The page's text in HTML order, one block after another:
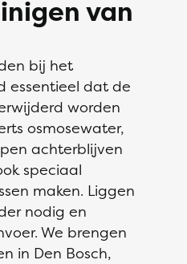
van
bij het
essentieel dat de
worden
osmosewater,
achterblijven
speciaal
maken. Liggen
nodig en
We brengen
in Den Bosch,